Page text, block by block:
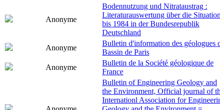
Anonyme
Bodennutzung und Nitrataustrag :
Literaturauswertung über die
bis 1984 in der Bundesrepublik
Deutschland
Anonyme
Bulletin d'information des géologues
Bassin de Paris
Anonyme
Bulletin de la Société géologique de
France
Bulletin of Engineering Geology and
the Environment, Official journal of
Internationl Association for